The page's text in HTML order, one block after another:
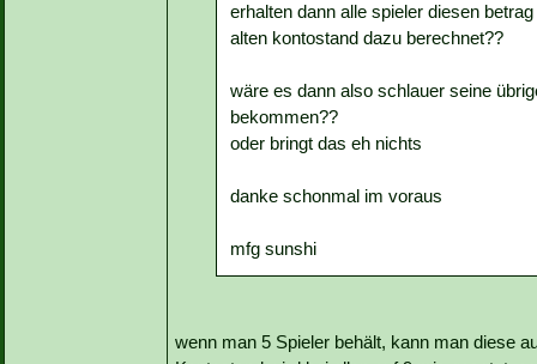
erhalten dann alle spieler diesen
alten kontostand dazu berechnet??
wäre es dann also schlauer seine
bekommen??
oder bringt das eh nichts
danke schonmal im voraus
mfg sunshi
wenn man 5 Spieler behält, kann man diese